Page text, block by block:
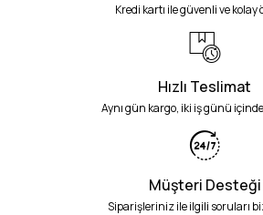
Kredi kartı ile güvenli ve kolay
Hızlı Teslimat
Aynı gün kargo, iki iş günü
Müşteri Desteği
Siparişleriniz ile ilgili soruları